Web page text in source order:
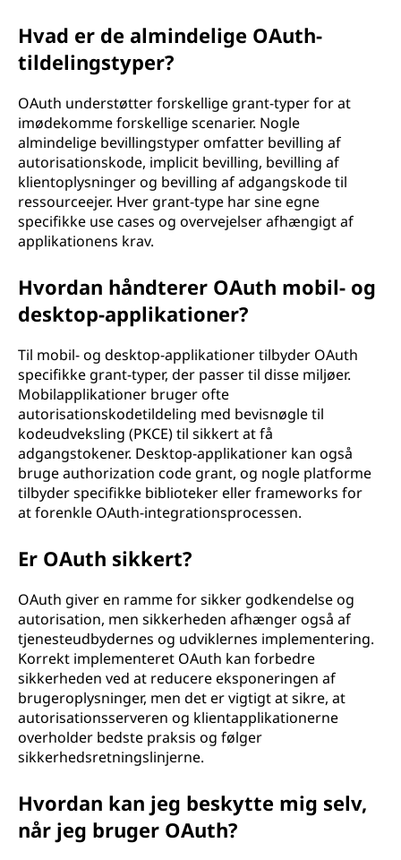
Hvad er de almindelige OAuth-
tildelingstyper?
OAuth understøtter forskellige grant-typer for at
imødekomme forskellige scenarier. Nogle
almindelige bevillingstyper omfatter bevilling af
autorisationskode, implicit bevilling, bevilling af
klientoplysninger og bevilling af adgangskode til
ressourceejer. Hver grant-type har sine egne
specifikke use cases og overvejelser afhængigt af
applikationens krav.
Hvordan håndterer OAuth mobil- og
desktop-applikationer?
Til mobil- og desktop-applikationer tilbyder OAuth
specifikke grant-typer, der passer til disse miljøer.
Mobilapplikationer bruger ofte
autorisationskodetildeling med bevisnøgle til
kodeudveksling (PKCE) til sikkert at få
adgangstokener. Desktop-applikationer kan også
bruge authorization code grant, og nogle platforme
tilbyder specifikke biblioteker eller frameworks for
at forenkle OAuth-integrationsprocessen.
Er OAuth sikkert?
OAuth giver en ramme for sikker godkendelse og
autorisation, men sikkerheden afhænger også af
tjenesteudbydernes og udviklernes implementering.
Korrekt implementeret OAuth kan forbedre
sikkerheden ved at reducere eksponeringen af
brugeroplysninger, men det er vigtigt at sikre, at
autorisationsserveren og klientapplikationerne
overholder bedste praksis og følger
sikkerhedsretningslinjerne.
Hvordan kan jeg beskytte mig selv,
når jeg bruger OAuth?